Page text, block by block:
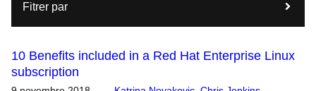
Fitrer par
10 Benefits included in a Red Hat Enterprise Linux
subscription